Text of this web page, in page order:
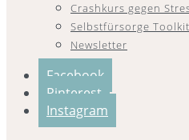
Crashkurs gegen
Selbstfürsorge Toolkit
Newsletter
Facebook
Pinterest
Instagram